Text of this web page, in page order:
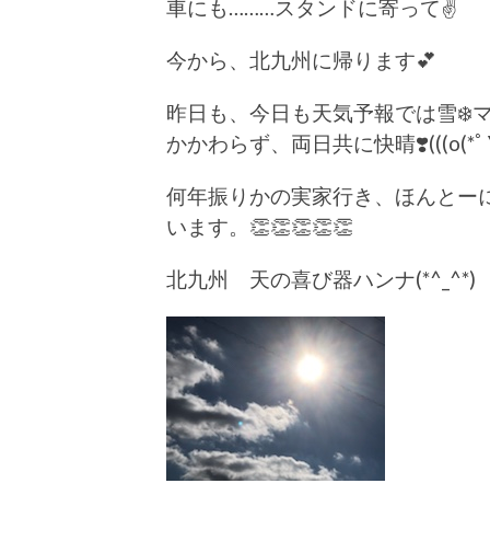
車にも………スタンドに寄って✌️
今から、北九州に帰ります💕
昨日も、今日も天気予報では雪❄️
かかわらず、両日共に快晴
何年振りかの実家行き、ほんとー
います。👏👏👏👏👏
北九州 天の喜び器ハンナ(*^_^*)